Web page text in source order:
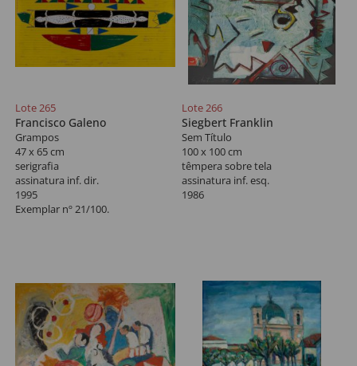
Lote 265
Francisco Galeno
Grampos
47 x 65 cm
serigrafia
assinatura inf. dir.
1995
Exemplar nº 21/100.
Lote 266
Siegbert Franklin
Sem Título
100 x 100 cm
têmpera sobre tela
assinatura inf. esq.
1986